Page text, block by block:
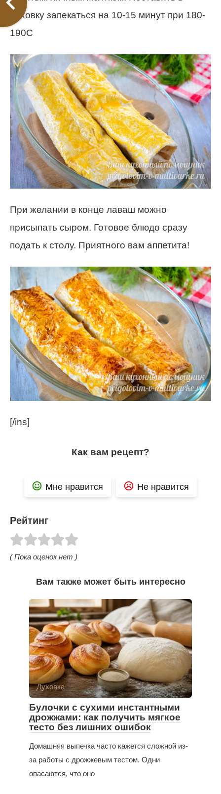
духовку запекаться на 10-15 минут при 180-
190С
При желании в конце лаваш можно
присыпать сыром. Готовое блюдо сразу
подать к столу. Приятного вам аппетита!
[/ins]
Как вам рецепт?
Мне нравится Не нравится
Рейтинг
( Пока оценок нет )
Вам также может быть интересно
Духовка
Булочки с сухими инстантными
дрожжами: как получить мягкое
тесто без лишних ошибок
Домашняя выпечка часто кажется сложной из-
за работы с дрожжевым тестом. Одни
опасаются, что оно